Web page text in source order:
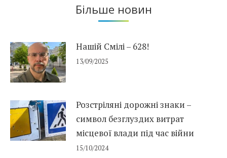
Більше новин
Нашій Смілі – 628!
13/09/2025
Розстріляні дорожні знаки –
символ безглуздих витрат
місцевої влади під час війни
15/10/2024